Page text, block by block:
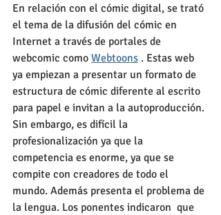
En relación con el cómic digital, se trató
el tema de la difusión del cómic en
Internet a través de portales de
webcomic como Webtoons . Estas web
ya empiezan a presentar un formato de
estructura de cómic diferente al escrito
para papel e invitan a la autoproducción.
Sin embargo, es difícil la
profesionalización ya que la
competencia es enorme, ya que se
compite con creadores de todo el
mundo. Además presenta el problema de
la lengua. Los ponentes indicaron  que